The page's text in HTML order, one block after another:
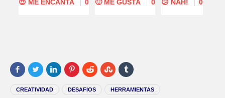
😍 ME ENCANTA 0 🙂 ME GUSTA 0 😕 NAH! 0
CREATIVIDAD DESAFIOS HERRAMIENTAS